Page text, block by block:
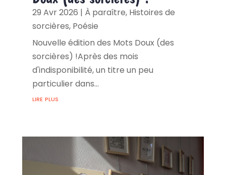
29 Avr 2026 | À paraître, Histoires de
sorcières, Poésie
Nouvelle édition des Mots Doux (des
sorcières) !Après des mois
d'indisponibilité, un titre un peu
particulier dans...
lire plus